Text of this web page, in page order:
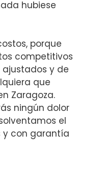
hubiese
porque
competitivos
y de
que
Zaragoza.
ningún dolor
el
y con garantía